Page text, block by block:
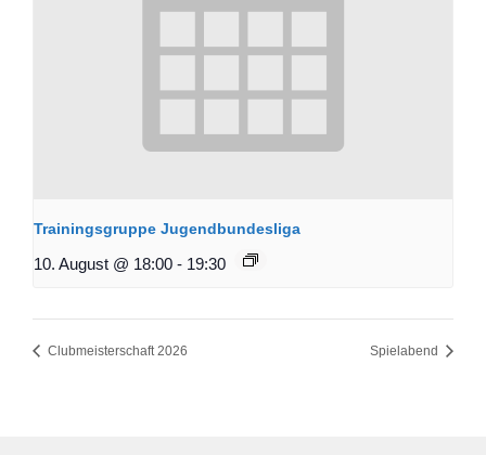
Trainingsgruppe Jugendbundesliga
10. August @ 18:00 - 19:30
Clubmeisterschaft 2026 Spielabend